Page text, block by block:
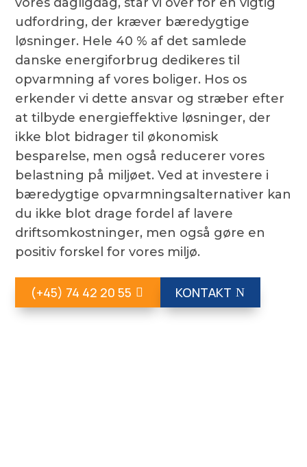
udfordring, der kræver bæredygtige
løsninger. Hele 40 % af det samlede
danske energiforbrug dedikeres til
opvarmning af vores boliger. Hos os
erkender vi dette ansvar og stræber efter
at tilbyde energieffektive løsninger, der
ikke blot bidrager til økonomisk
besparelse, men også reducerer vores
belastning på miljøet. Ved at investere i
bæredygtige opvarmningsalternativer kan
du ikke blot drage fordel af lavere
driftsomkostninger, men også gøre en
positiv forskel for vores miljø.
(+45) 74 42 20 55 KONTAKT